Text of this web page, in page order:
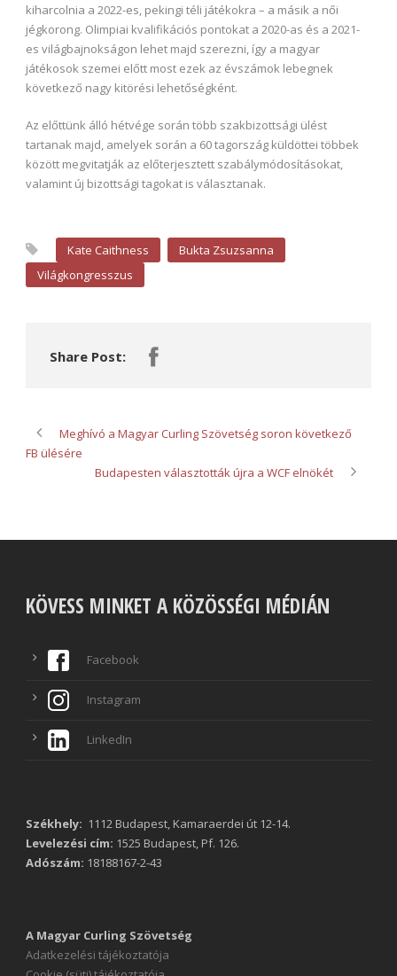
kiharcolnia a 2022-es, pekingi téli játékokra – a másik a női
jégkorong. Olimpiai kvalifikációs pontokat a 2020-as és a 2021-
es világbajnokságon lehet majd szerezni, így a magyar
játékosok szemei előtt most ezek az évszámok lebegnek
következő nagy kitörési lehetőségként.
Az előttünk álló hétvége során több szakbizottsági ülést
tartanak majd, amelyek során a 60 tagország küldöttei többek
között megvitatják az előterjesztett szabálymódosításokat,
valamint új bizottsági tagokat is választanak.
Kate Caithness
Bukta Zsuzsanna
Világkongresszus
Share Post:
Meghívó a Magyar Curling Szövetség soron következő
FB ülésére
Budapesten választották újra a WCF elnökét
KÖVESS MINKET A KÖZÖSSÉGI MÉDIÁN
Facebook
Instagram
LinkedIn
Székhely: 1112 Budapest, Kamaraerdei út 12-14.
Levelezési cím: 1525 Budapest, Pf. 126.
Adószám: 18188167-2-43
A Magyar Curling Szövetség
Adatkezelési tájékoztatója